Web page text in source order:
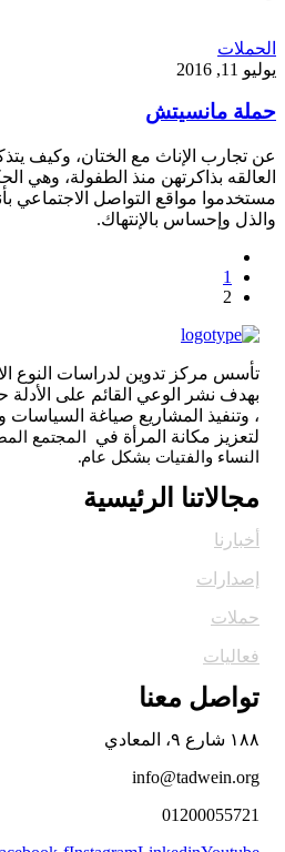
الحملات
يوليو 11, 2016
حملة مانسيتش
عن تجارب الإناث مع الختان، وكيف
العالقه بذاكرتهن منذ الطفولة، وهي
مستخدموا مواقع التواصل الاجتماعي
والذل وإحساس بالإنتهاك.
1
2
بهدف نشر الوعي القائم على الأدلة
، وتنفيذ المشاريع صياغة السياسات
لتعزيز مكانة المرأة في
المجتمع
النساء والفتيات بشكل عام.
مجالاتنا الرئيسية
أخبارنا
إصدارات
حملات
فعاليات
تواصل معنا
١٨٨ شارع ٩، المعادي
info@tadwein.org
01200055721